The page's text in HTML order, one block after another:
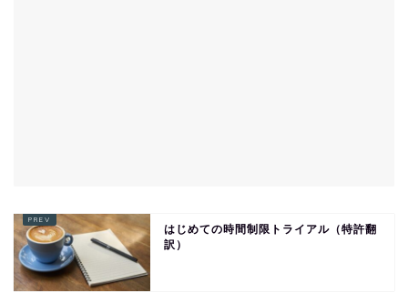
はじめての時間制限トライアル（特許翻
訳）